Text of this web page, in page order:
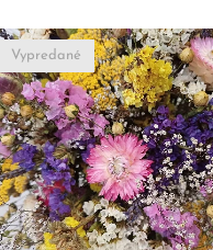
Vypredané